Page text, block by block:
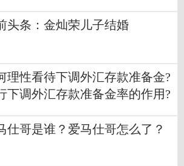
头条：金灿荣儿子结婚
理性看待下调外汇存款准备金?
下调外汇存款准备金率的作用?
仕哥是谁？爱马仕哥怎么了？